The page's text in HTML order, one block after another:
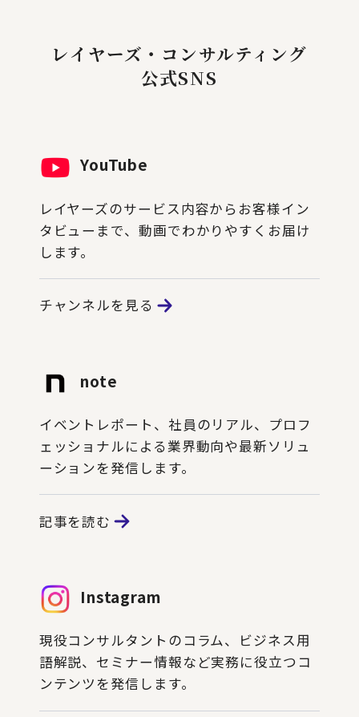
レイヤーズ・コンサルティング
公式SNS
YouTube
レイヤーズのサービス内容からお客様イン
タビューまで、動画でわかりやすくお届け
します。
チャンネルを見る
note
イベントレポート、社員のリアル、プロフ
ェッショナルによる業界動向や最新ソリュ
ーションを発信します。
記事を読む
Instagram
現役コンサルタントのコラム、ビジネス用
語解説、セミナー情報など実務に役立つコ
ンテンツを発信します。